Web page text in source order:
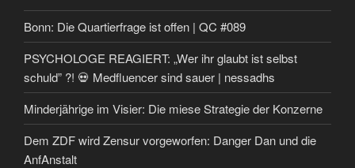
Bonn: Die Quartierfrage ist offen | QC #089
PSYCHOLOGE REAGIERT: „Wer ihr glaubt ist selbst
schuld” ?! 💀 Medfluencer sind sauer | nessadhs
Minderjährige im Visier: Die miese Strategie der Konzerne
Dem ZDF wird Zensur vorgeworfen: Danger Dan und die
AnfAnstalt